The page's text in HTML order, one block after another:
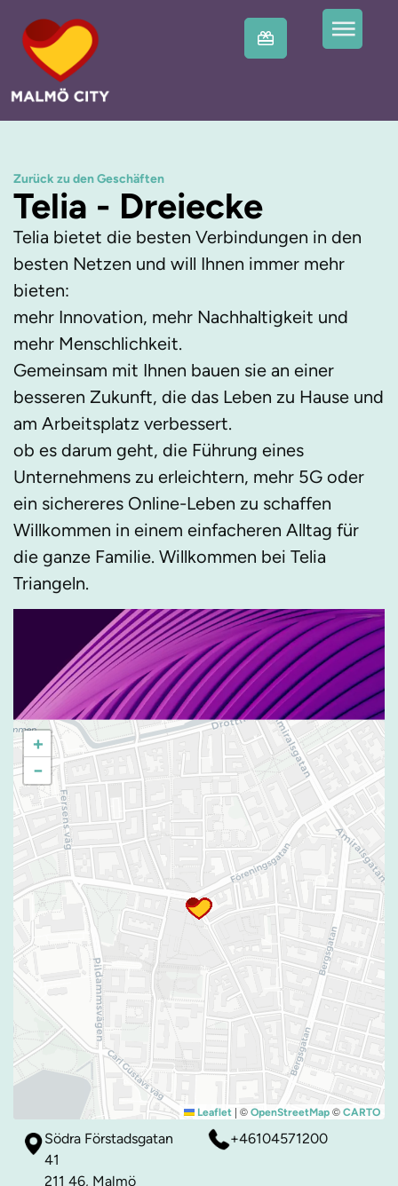
Zurück zu den Geschäften
Telia - Dreiecke
Telia bietet die besten Verbindungen in den
besten Netzen und will Ihnen immer mehr
bieten:
mehr Innovation, mehr Nachhaltigkeit und
mehr Menschlichkeit.
Gemeinsam mit Ihnen bauen sie an einer
besseren Zukunft, die das Leben zu Hause und
am Arbeitsplatz verbessert.
ob es darum geht, die Führung eines
Unternehmens zu erleichtern, mehr 5G oder
ein sichereres Online-Leben zu schaffen
Willkommen in einem einfacheren Alltag für
die ganze Familie. Willkommen bei Telia
Triangeln.
+
−
Leaflet | © OpenStreetMap © CARTO
Södra Förstadsgatan
41
211 46, Malmö
+46104571200